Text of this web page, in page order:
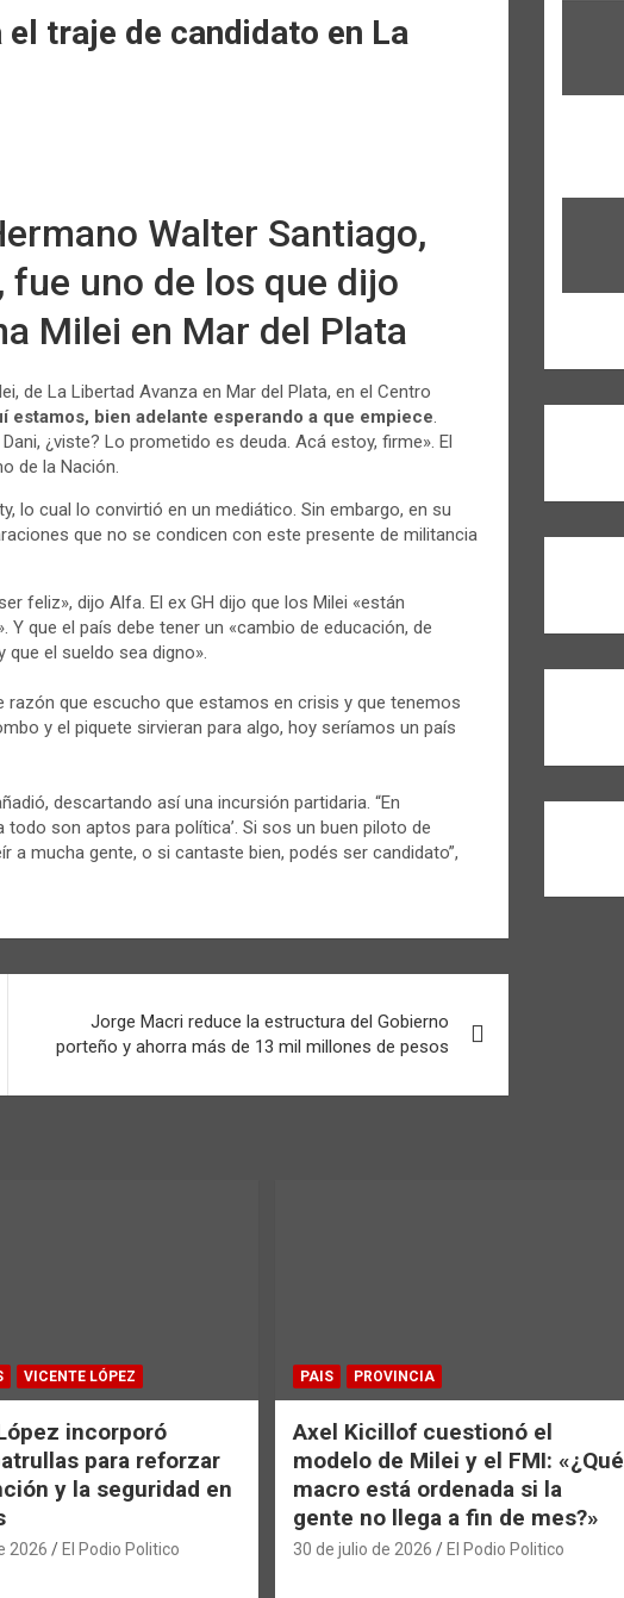
el traje de candidato en La
Walter Santiago,
uno de los que dijo
Milei en Mar del Plata
de La Libertad Avanza en Mar del Plata, en el Centro
estamos, bien adelante esperando a que empiece
¿viste? Lo prometido es deuda. Acá estoy, firme». El
de la Nación.
lo cual lo convirtió en un mediático. Sin embargo, en su
que no se condicen con este presente de militancia
feliz», dijo Alfa. El ex GH dijo que los Milei «están
que el país debe tener un «cambio de educación, de
el sueldo sea digno».
que escucho que estamos en crisis y que tenemos
y el piquete sirvieran para algo, hoy seríamos un país
descartando así una incursión partidaria. “En
son aptos para política’. Si sos un buen piloto de
mucha gente, o si cantaste bien, podés ser candidato”,
Jorge Macri reduce la estructura del Gobierno
porteño y ahorra más de 13 mil millones de pesos
VICENTE LÓPEZ
incorporó
para reforzar
y la seguridad en
2026 El Podio Politico
PAIS PROVINCIA
Axel Kicillof cuestionó el
modelo de Milei y el FMI: «¿Qué
macro está ordenada si la
gente no llega a fin de mes?»
30 de julio de 2026 El Podio Politico